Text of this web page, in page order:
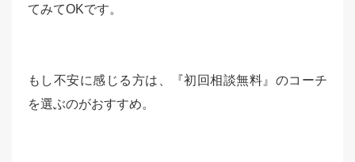
てみてOKです。
もし不安に感じる方は、『初回相談無料』のコーチ
を選ぶのがおすすめ。